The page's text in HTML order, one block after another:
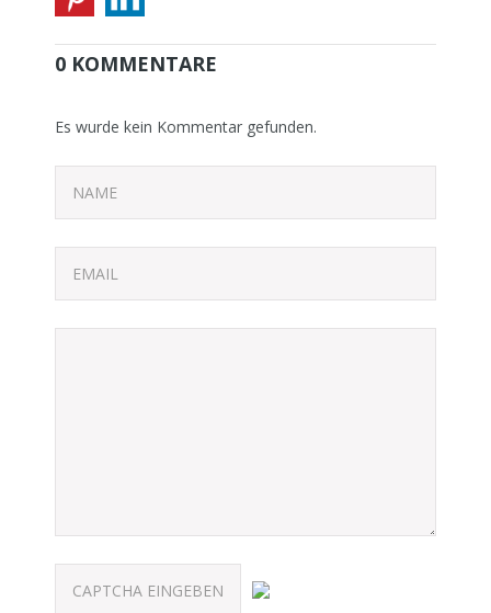
0 KOMMENTARE
Es wurde kein Kommentar gefunden.